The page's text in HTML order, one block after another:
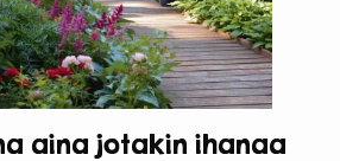
aina jotakin ihanaa